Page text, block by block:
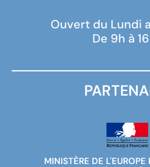
MINISTÈRE DE L'EUROPE
Ouvert du Lundi
De 9h à